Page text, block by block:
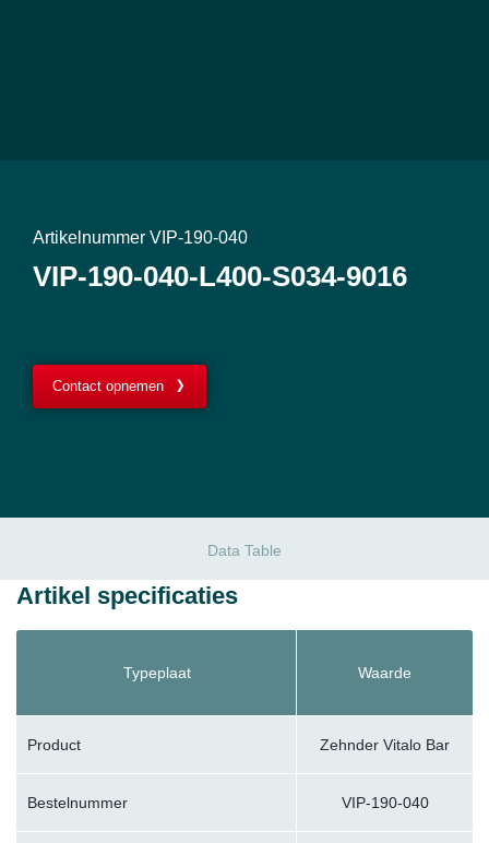
Artikelnummer VIP-190-040
VIP-190-040-L400-S034-9016
Contact opnemen
Data Table
Artikel specificaties
Typeplaat Waarde
Product Zehnder Vitalo Bar
Bestelnummer VIP-190-040